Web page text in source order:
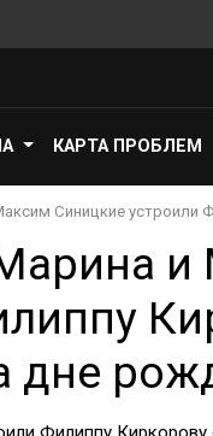
КАРТА ПРОБЛЕМ
Синицкие устроили
и
дне